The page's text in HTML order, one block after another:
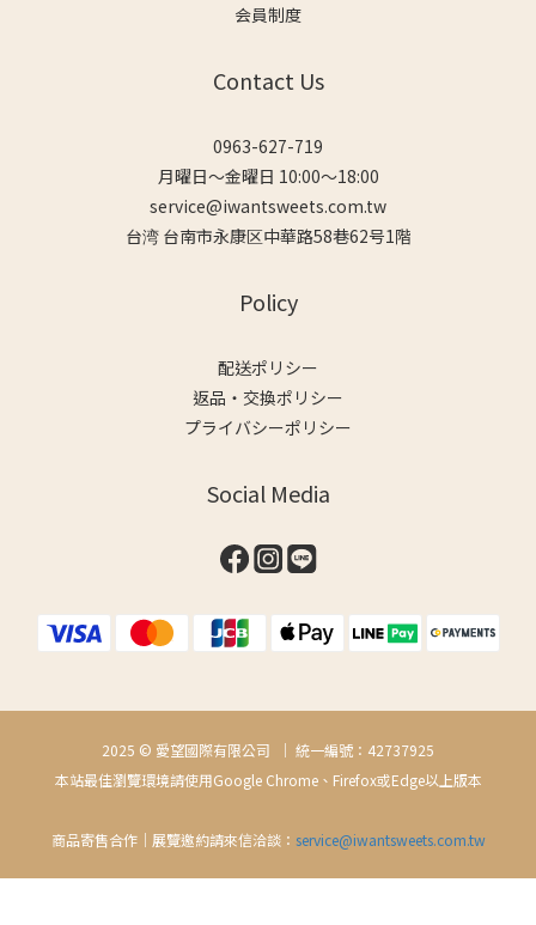
会員制度
Contact Us
0963-627-719
月曜日～金曜日 10:00～18:00
service@iwantsweets.com.tw
台湾 台南市永康区中華路58巷62号1階
Policy
配送ポリシー
返品・交換ポリシー
プライバシーポリシー
Social Media
2025 © 愛望國際有限公司 ｜ 統一編號：42737925
本站最佳瀏覽環境請使用Google Chrome、Firefox或Edge以上版本
商品寄售合作｜展覽邀約請來信洽談： service@iwantsweets.com.tw